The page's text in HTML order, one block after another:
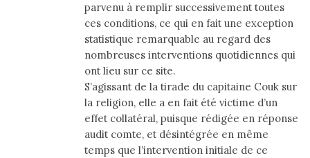
parvenu à remplir successivement toutes
ces conditions, ce qui en fait une exception
statistique remarquable au regard des
nombreuses interventions quotidiennes qui
ont lieu sur ce site.
S’agissant de la tirade du capitaine Couk sur
la religion, elle a en fait été victime d’un
effet collatéral, puisque rédigée en réponse
audit comte, et désintégrée en même
temps que l’intervention initiale de ce